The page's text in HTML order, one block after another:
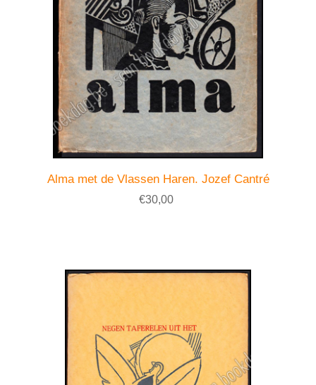
Alma met de Vlassen Haren. Jozef Cantré
€30,00